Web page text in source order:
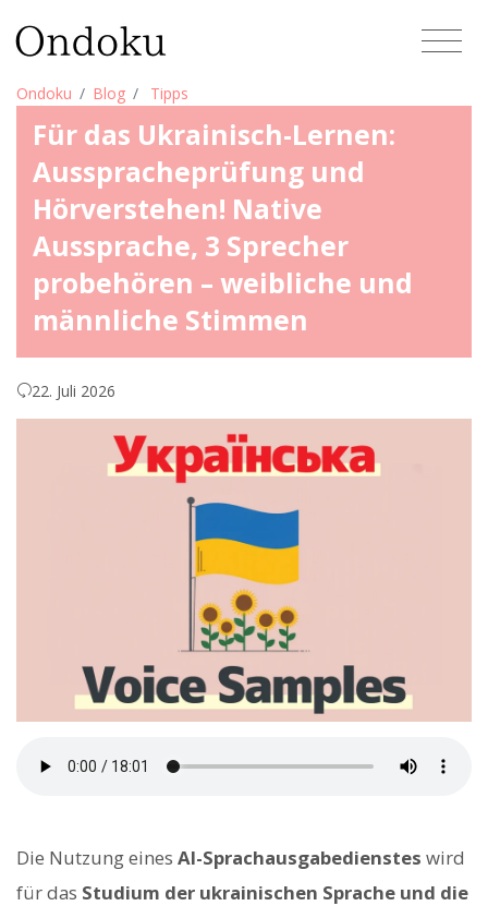
Ondoku Blog Tipps
Für das Ukrainisch-Lernen:
Ausspracheprüfung und
Hörverstehen! Native
Aussprache, 3 Sprecher
probehören – weibliche und
männliche Stimmen
22. Juli 2026
Die Nutzung eines AI-Sprachausgabedienstes wird
für das Studium der ukrainischen Sprache und die